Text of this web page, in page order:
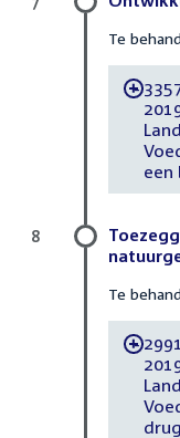
Te
-
een
Te
-
8